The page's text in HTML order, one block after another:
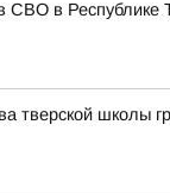
СВО в Республике
тверской школы